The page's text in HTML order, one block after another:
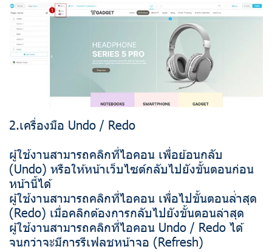
2.เครื่องมือ Undo / Redo
ผู้ใช้งานสามารถคลิกที่ไอคอน เพื่อย้อนกลับ
(Undo) หรือให้หน้าเว็บไซต์กลับไปยังขั้นตอนก่อน
หน้านี้ได้
ผู้ใช้งานสามารถคลิกที่ไอคอน เพื่อไปขั้นตอนล่่าสุด
(Redo) เมื่อคลิกต้องการกลับไปยังขั้นตอนล่าสุด
ผู้ใช้งานสามารถคลิกที่ไอคอน Undo / Redo ได้
จนกว่าจะมีการรีเฟลชหน้าจอ (Refresh)